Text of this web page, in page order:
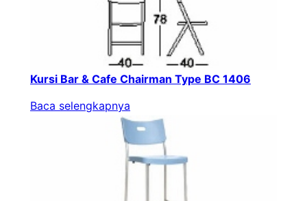
Kursi Bar & Cafe Chairman Type BC 1406
Baca selengkapnya